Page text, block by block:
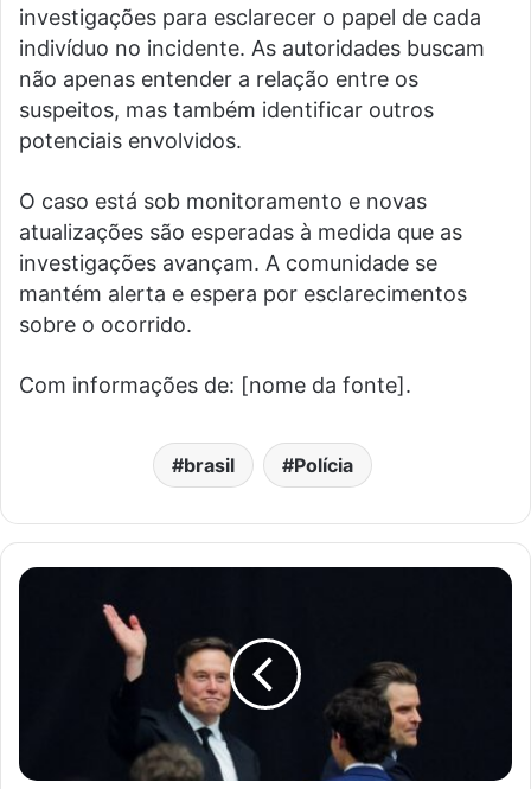
investigações para esclarecer o papel de cada
indivíduo no incidente. As autoridades buscam
não apenas entender a relação entre os
suspeitos, mas também identificar outros
potenciais envolvidos.
O caso está sob monitoramento e novas
atualizações são esperadas à medida que as
investigações avançam. A comunidade se
mantém alerta e espera por esclarecimentos
sobre o ocorrido.
Com informações de: [nome da fonte].
brasil Polícia